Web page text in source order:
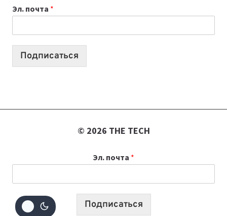
СОЗДАВАТЬ
ПРОДУКТЫ
Эл. почта *
Подписаться
© 2026 THE TECH
Эл. почта *
Подписаться